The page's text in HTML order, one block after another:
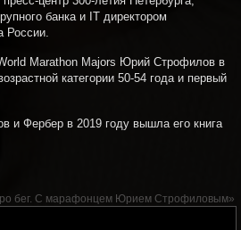
банка и IT директором
России.
Marathon Majors Юрий Строфилов в
категории 50-54 года и первый
и Фербер в 2019 году вышла его книга
бег. С марафонцем Юрием Строфиловым»